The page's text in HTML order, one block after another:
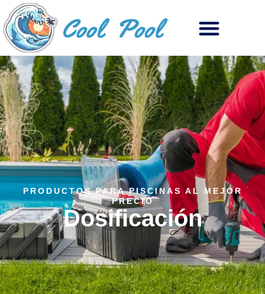
PRODUCTOS PARA PISCINAS AL MEJOR
PRECIO
Dosificación